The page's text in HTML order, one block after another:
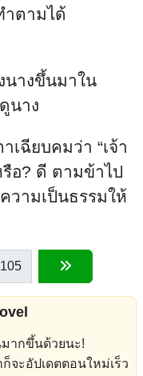
ำตามได้
นางขึ้นมาใน
นาง
ฉียบคมว่า “เจ้า
รือ? ดี ตามข้าไป
วามเป็นธรรมให้
มากขึ้นด้วยนะ!
จะอัปเดตตอนใหม่เร็ว